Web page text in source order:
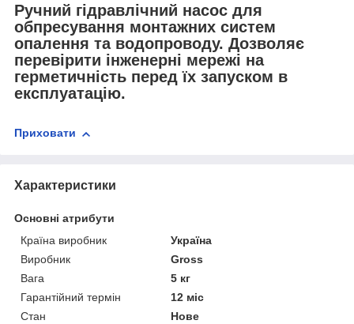
Ручний гідравлічний насос для
обпресування монтажних систем
опалення та водопроводу. Дозволяє
перевірити інженерні мережі на
герметичність перед їх запуском в
експлуатацію.
Приховати
Характеристики
Основні атрибути
Країна виробник
Україна
Виробник
Gross
Вага
5 кг
Гарантійний термін
12 міс
Стан
Нове